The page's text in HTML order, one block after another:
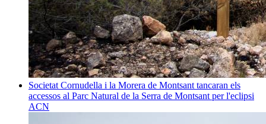
Societat Cornudella i la Morera de Montsant tancaran els
accessos al Parc Natural de la Serra de Montsant per l'eclipsi
ACN